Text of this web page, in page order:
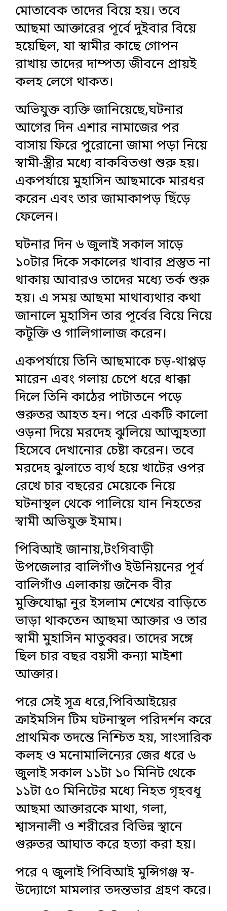
মোতাবেক তাদের বিয়ে হয়। তবে
আছমা আক্তারের পূর্বে দুইবার বিয়ে
হয়েছিল, যা স্বামীর কাছে গোপন
রাখায় তাদের দাম্পত্য জীবনে প্রায়ই
কলহ লেগে থাকত।
অভিযুক্ত ব্যক্তি জানিয়েছে,ঘটনার
আগের দিন এশার নামাজের পর
বাসায় ফিরে পুরোনো জামা পড়া নিয়ে
স্বামী-স্ত্রীর মধ্যে বাকবিতণ্ডা শুরু হয়।
একপর্যায়ে মুহাসিন আছমাকে মারধর
করেন এবং তার জামাকাপড় ছিঁড়ে
ফেলেন।
ঘটনার দিন ৬ জুলাই সকাল সাড়ে
১০টার দিকে সকালের খাবার প্রস্তুত না
থাকায় আবারও তাদের মধ্যে তর্ক শুরু
হয়। এ সময় আছমা মাথাব্যথার কথা
জানালে মুহাসিন তার পূর্বের বিয়ে নিয়ে
কটূক্তি ও গালিগালাজ করেন।
একপর্যায়ে তিনি আছমাকে চড়-থাপ্পড়
মারেন এবং গলায় চেপে ধরে ধাক্কা
দিলে তিনি কাঠের পাটাতনে পড়ে
গুরুতর আহত হন। পরে একটি কালো
ওড়না দিয়ে মরদেহ ঝুলিয়ে আত্মহত্যা
হিসেবে দেখানোর চেষ্টা করেন। তবে
মরদেহ ঝুলাতে ব্যর্থ হয়ে খাটের ওপর
রেখে চার বছরের মেয়েকে নিয়ে
ঘটনাস্থল থেকে পালিয়ে যান নিহতের
স্বামী অভিযুক্ত ইমাম।
পিবিআই জানায়,টংগিবাড়ী
উপজেলার বালিগাঁও ইউনিয়নের পূর্ব
বালিগাঁও এলাকায় জনৈক বীর
মুক্তিযোদ্ধা নুর ইসলাম শেখের বাড়িতে
ভাড়া থাকতেন আছমা আক্তার ও তার
স্বামী মুহাসিন মাতুব্বর। তাদের সঙ্গে
ছিল চার বছর বয়সী কন্যা মাইশা
আক্তার।
পরে সেই সূত্র ধরে,পিবিআইয়ের
ক্রাইমসিন টিম ঘটনাস্থল পরিদর্শন করে
প্রাথমিক তদন্তে নিশ্চিত হয়, সাংসারিক
কলহ ও মনোমালিন্যের জের ধরে ৬
জুলাই সকাল ১১টা ১০ মিনিট থেকে
১১টা ৫০ মিনিটের মধ্যে নিহত গৃহবধূ
আছমা আক্তারকে মাথা, গলা,
শ্বাসনালী ও শরীরের বিভিন্ন স্থানে
গুরুতর আঘাত করে হত্যা করা হয়।
পরে ৭ জুলাই পিবিআই মুন্সিগঞ্জ স্ব-
উদ্যোগে মামলার তদন্তভার গ্রহণ করে।